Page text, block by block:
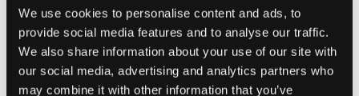
We use cookies to personalise content and ads, to
provide social media features and to analyse our traffic.
We also share information about your use of our site with
our social media, advertising and analytics partners who
may combine it with other information that you’ve
De maat lijkt
Te klein Perfect Te groot
MAATTABEL